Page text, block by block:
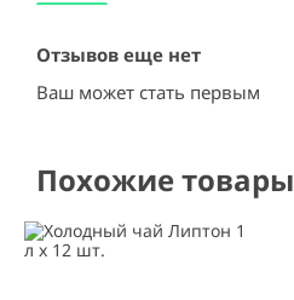
Отзывов еще нет
Ваш может стать первым
Похожие товары